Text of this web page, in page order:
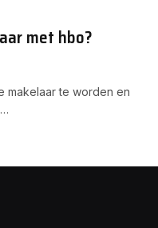
met hbo?
makelaar te worden en